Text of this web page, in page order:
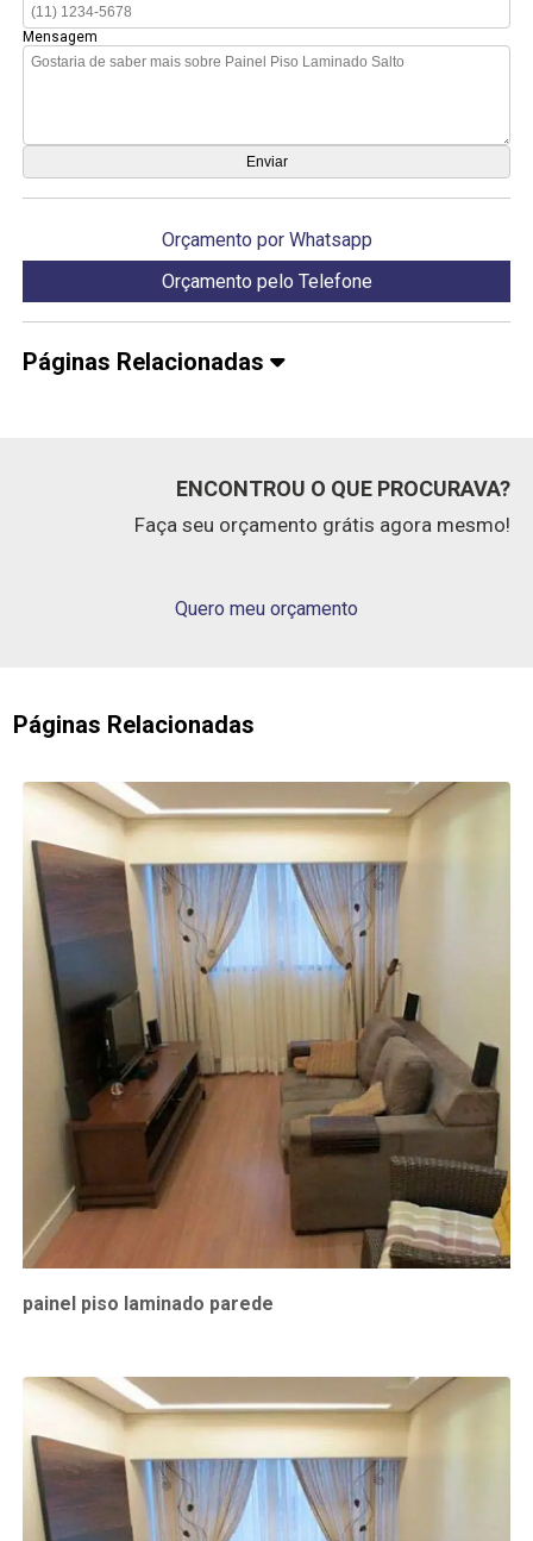
Mensagem
Orçamento por Whatsapp
Orçamento pelo Telefone
Páginas Relacionadas
ENCONTROU O QUE PROCURAVA?
Faça seu orçamento grátis agora mesmo!
Quero meu orçamento
Páginas Relacionadas
painel piso laminado parede